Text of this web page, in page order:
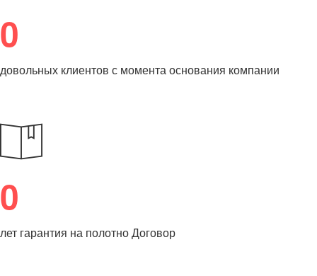
0
довольных клиентов с момента основания компании
0
лет гарантия на полотно Договор